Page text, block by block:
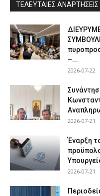
ΤΕΛΕΥΤΑΙΕΣ ΑΝΑΡΤΗΣΕΙΣ
–...
2026-07-22
2026-07-21
Έναρξη
2026-07-21